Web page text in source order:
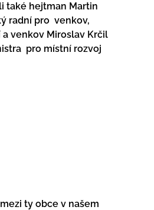
také hejtman Martin
radní pro  venkov,
venkov Miroslav Krčil
pro místní rozvoj
ty obce v našem